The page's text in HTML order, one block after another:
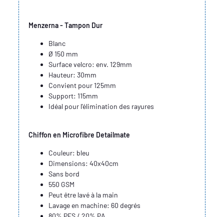
Menzerna - Tampon Dur
Blanc
Ø 150 mm
Surface velcro: env. 129mm
Hauteur: 30mm
Convient pour 125mm
Support: 115mm
Idéal pour l'élimination des rayures
Chiffon en Microfibre Detailmate
Couleur: bleu
Dimensions: 40x40cm
Sans bord
550 GSM
Peut être lavé à la main
Lavage en machine: 60 degrés